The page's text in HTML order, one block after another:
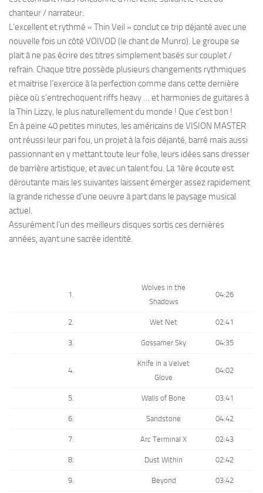
chanteur / narrateur.
L’excellent et rythmé « Thin Veil » conclut ce trip déjanté avec une
nouvelle fois un côté VOIVOD (le chant de Munro). Le groupe se
plait à ne pas écrire des titres simplement basés sur couplet /
refrain. Chaque titre possède plusieurs changements rythmiques
et maitrise l’exercice à la perfection comme dans cette dernière
pièce où s’entrechoquent riffs heavy … et harmonies de guitares à
la Thin Lizzy, le plus naturellement du monde ! Que c’est bon !
En à peine 40 petites minutes, les américains de VISION MASTER
ont réussi leur pari fou, un projet à la fois déjanté, barré mais aussi
passionnant en y mettant toute leur folie, leurs idées sans dresser
de barrière artistique, et avec un talent fou. La 1ère écoute est
déroutante mais les suivantes laissent émerger assez rapidement
la grande richesse d’une oeuvre à part dans le paysage musical
actuel.
Assurément l’un des meilleurs disques sortis ces dernières
années, ayant une sacrée identité.
1.
Wolves in the
Shadows
04:26
2. Wet Net 02:41
3. Gossamer Sky 04:35
4.
Knife in a Velvet
Glove
04:02
5. Walls of Bone 03:41
6. Sandstone 04:42
7. Arc Terminal X 02:43
8. Dust Within 02:42
9. Beyond 03:42